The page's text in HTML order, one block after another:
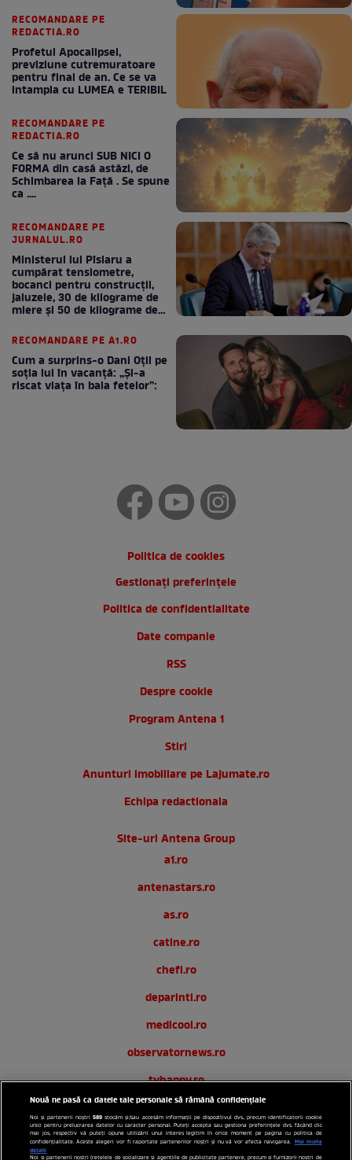
RECOMANDARE PE
REDACTIA.RO
Profetul Apocalipsei,
previziune cutremuratoare
pentru final de an. Ce se va
intampla cu LUMEA e TERIBIL
RECOMANDARE PE
REDACTIA.RO
Ce să nu arunci SUB NICI O
FORMA din casă astăzi, de
Schimbarea la Față . Se spune
ca ....
RECOMANDARE PE
JURNALUL.RO
Ministerul lui Pîslaru a
cumpărat tensiometre,
bocanci pentru construcții,
jaluzele, 30 de kilograme de
miere și 50 de kilograme de
RECOMANDARE PE A1.RO
Cum a surprins-o Dani Oțil pe
soția lui în vacanță: „Și-a
riscat viața în baia fetelor”:
Politica de cookies
Gestionați preferințele
Politica de confidentialitate
Date companie
RSS
Despre cookie
Program Antena 1
Stiri
Anunturi imobiliare pe Lajumate.ro
Echipa redactionala
Site-uri Antena Group
a1.ro
antenastars.ro
as.ro
catine.ro
chefi.ro
deparinti.ro
medicool.ro
observatornews.ro
tvhappy.ro
useit.ro
zutv.ro
Nouă ne pasă ca datele tale personale să rămână confidențiale
Noi și partenerii noștri589 stocăm și/sau accesăm informații pe dispozitivul dvs., precum identificatorii cookie
unici pentru prelucrarea datelor cu caracter personal. Puteți accepta sau gestiona preferințele dvs. făcând clic
mai jos, respectiv vă puteți opune utilizării unui interes legitim în orice moment pe pagina cu politica de
confidențialitate. Aceste alegeri vor fi raportate partenerilor noștri și nu vă vor afecta navigarea. Mai multe
detalii
Noi si partenerii nostri (retelele de socializare si agentiile de publicitate partenere, precum si furnizorii nostri de